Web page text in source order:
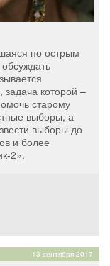
по острым
которой –
старому
выборы, а
выборы до
и более
2».
13 сентября 2017